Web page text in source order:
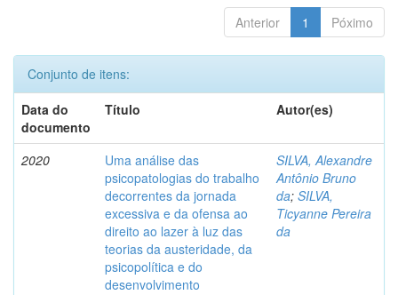
Anterior 1 Póximo
Conjunto de itens:
Data do
documento
Título Autor(es)
2020
Uma análise das
psicopatologias do trabalho
decorrentes da jornada
excessiva e da ofensa ao
direito ao lazer à luz das
teorias da austeridade, da
psicopolítica e do
desenvolvimento
SILVA, Alexandre
Antônio Bruno
da; SILVA,
Ticyanne Pereira
da